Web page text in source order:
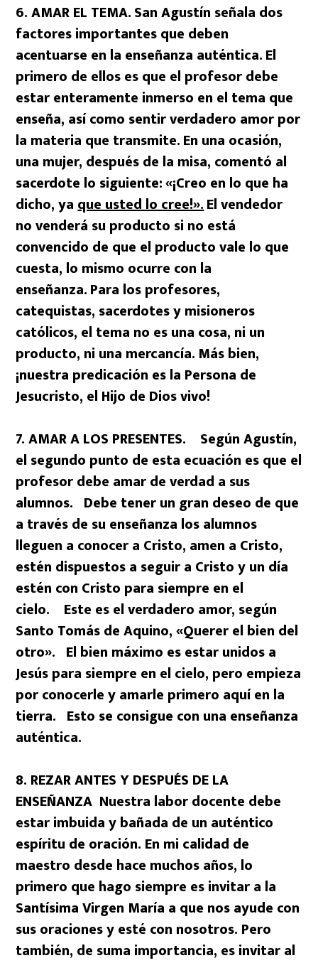
6. AMAR EL TEMA.San Agustín señala dos
factores importantes que deben
acentuarse en la enseñanza auténtica.El
primero de ellos es que el profesor debe
estar enteramente inmerso en el tema que
enseña, así como sentir verdadero amor por
la materia que transmite.En una ocasión,
una mujer, después de la misa, comentó al
sacerdote lo siguiente:«¡Creo en lo que ha
dicho, yaque usted lo cree!».El vendedor
no venderá su producto si no está
convencido de que el producto vale lo que
cuesta, lo mismo ocurre con la
enseñanza.Para los profesores,
catequistas, sacerdotes y misioneros
católicos, el tema no es una cosa, ni un
producto, ni una mercancía. Más bien,
¡nuestra predicación es la Persona de
Jesucristo, el Hijo de Dios vivo!
7. AMAR A LOS PRESENTES. Según Agustín,
el segundo punto de esta ecuación es que el
profesor debe amar de verdad a sus
alumnos. Debe tener un gran deseo de que
a través de su enseñanza los alumnos
lleguen a conocer a Cristo, amen a Cristo,
estén dispuestos a seguir a Cristo y un día
estén con Cristo para siempre en el
cielo. Este es el verdadero amor, según
Santo Tomás de Aquino, «Querer el bien del
otro». El bien máximo es estar unidos a
Jesús para siempre en el cielo, pero empieza
por conocerle y amarle primero aquí en la
tierra. Esto se consigue con una enseñanza
auténtica.
8. REZAR ANTES Y DESPUÉS DE LA
ENSEÑANZA Nuestra labor docente debe
estar imbuida y bañada de un auténtico
espíritu de oración. En mi calidad de
maestro desde hace muchos años, lo
primero que hago siempre es invitar a la
Santísima Virgen María a que nos ayude con
sus oraciones y esté con nosotros. Pero
también, de suma importancia, es invitar al